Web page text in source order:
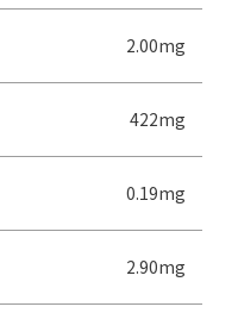
2.00mg
422mg
0.19mg
2.90mg